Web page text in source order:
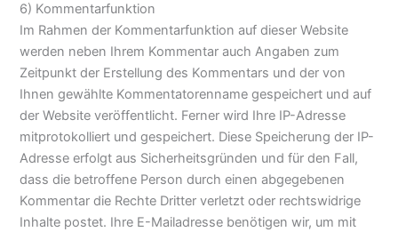
6) Kommentarfunktion
Im Rahmen der Kommentarfunktion auf dieser Website
werden neben Ihrem Kommentar auch Angaben zum
Zeitpunkt der Erstellung des Kommentars und der von
Ihnen gewählte Kommentatorenname gespeichert und auf
der Website veröffentlicht. Ferner wird Ihre IP-Adresse
mitprotokolliert und gespeichert. Diese Speicherung der IP-
Adresse erfolgt aus Sicherheitsgründen und für den Fall,
dass die betroffene Person durch einen abgegebenen
Kommentar die Rechte Dritter verletzt oder rechtswidrige
Inhalte postet. Ihre E-Mailadresse benötigen wir, um mit